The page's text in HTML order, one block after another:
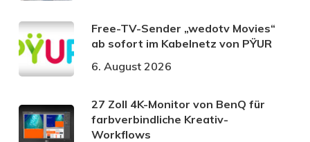
Free-TV-Sender „wedotv Movies“
ab sofort im Kabelnetz von PŸUR
6. August 2026
27 Zoll 4K-Monitor von BenQ für
farbverbindliche Kreativ-
Workflows